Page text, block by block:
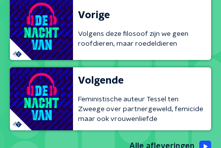
Vorige
Volgens deze filosoof zijn we geen
roofdieren, maar roedeldieren
Volgende
Feministische auteur Tessel ten
Zweege over partnergeweld, femicide
maar ook vrouwenliefde
Alle afleveringen